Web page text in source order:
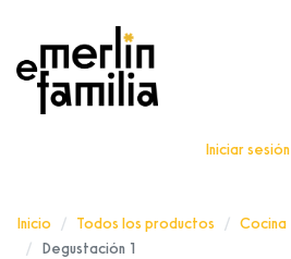
Iniciar sesión
Inicio Todos los productos Cocina
Degustación 1